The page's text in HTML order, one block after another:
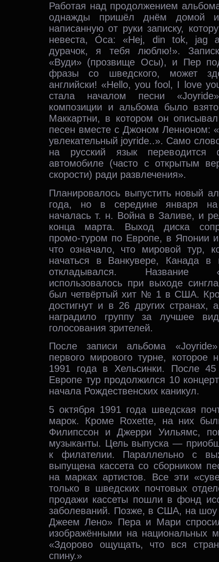
Работая над продолжением
однажды пришёл днём домой
написанную от руки записку,
невеста, О́са: «Hej, din tok, jag
дурачок, я тебя люблю!».
«Вуди» (прозвище Осы), и Пер
фразы со шведского, может
английски! «Hello, you fool, I love
стала началом песни
композиции и альбома было
Маккартни, в котором он
песен вместе с Джоном Ленноном:
увлекательный joyride..». Само
на русский язык
автомобиле (часто с открытым
скорости) ради развлечения».
Планировалось выпустить новый
года, но в середине января
началась т. н. Война в Заливе, и
конца марта. Выход диска
промо-туром по Европе, в Японии
что означало, что мировой тур,
начаться в Ванкувере, Канада в
откладывался. Название
использовалось при выходе
был четвёртый хит № 1 в США.
достигнут и в 26 других странах,
наградило группу за лучшее
голосования зрителей.
После записи альбома
первого мирового турне, которое
1991 года в Хельсинки. После
Европе тур продолжился 10
начала Рождественских каникул.
5 октября 1991 года шведская
марок. Кроме Roxette, на них
Филипссон и Джерри Уильямс,
музыканты. Цель выпуска —
к филателии. Параллельно с
выпущена кассета со сборником
на марках артистов. Все эти
только в шведских почтовых
продажи кассеты пошли в фонд
заболеваний. Позже, в США, на шоу
Джеем Лено» Пера и Мари
изображёнными на национальных
«Здорово ощущать, что вся
спину.»